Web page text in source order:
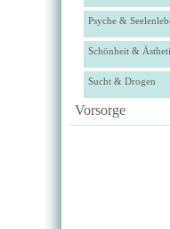
Psyche &
Schönheit &
Sucht & Drogen
Vorsorge